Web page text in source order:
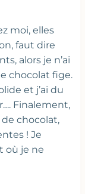
moi, elles
faut dire
alors je n’ai
chocolat fige.
et j’ai du
Finalement,
chocolat,
! Je
où je ne